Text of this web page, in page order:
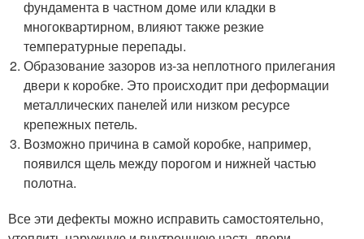
фундамента в частном доме или кладки в
многоквартирном, влияют также резкие
температурные перепады.
Образование зазоров из-за неплотного прилегания
двери к коробке. Это происходит при деформации
металлических панелей или низком ресурсе
крепежных петель.
Возможно причина в самой коробке, например,
появился щель между порогом и нижней частью
полотна.
Все эти дефекты можно исправить самостоятельно,